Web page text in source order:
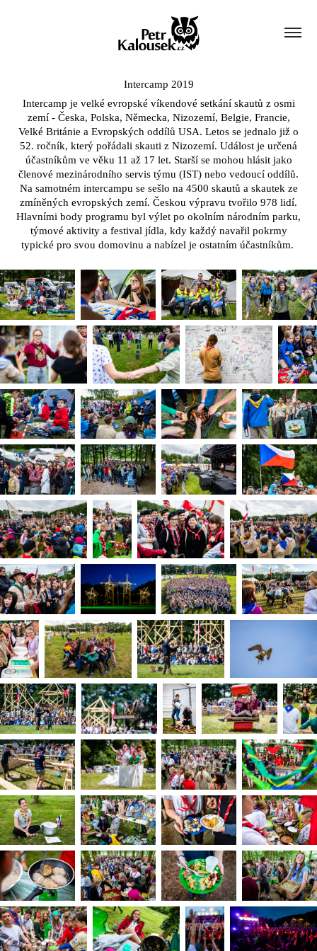
Intercamp 2019
Intercamp je velké evropské víkendové setkání skautů z osmi
zemí - Česka, Polska, Německa, Nizozemí, Belgie, Francie,
Velké Británie a Evropských oddílů USA. Letos se jednalo již o
52. ročník, který pořádali skauti z Nizozemí. Událost je určená
účastníkům ve věku 11 až 17 let. Starší se mohou hlásit jako
členové mezinárodního servis týmu (IST) nebo vedoucí oddílů.
Na samotném intercampu se sešlo na 4500 skautů a skautek ze
zmíněných evropských zemí. Českou výpravu tvořilo 978 lidí.
Hlavními body programu byl výlet po okolním národním parku,
týmové aktivity a festival jídla, kdy každý navařil pokrmy
typické pro svou domovinu a nabízel je ostatním účastníkům.